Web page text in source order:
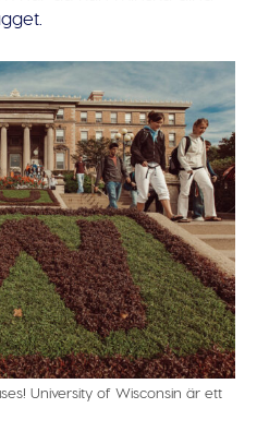
University of Wisconsin är ett